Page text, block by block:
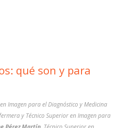
qué son y para
Imagen para el Diagnóstico y Medicina
y Técnico Superior en Imagen para